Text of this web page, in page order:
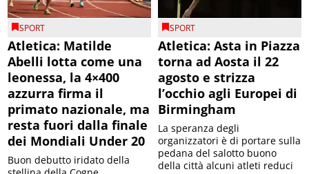
SPORT
Atletica: Matilde
Abelli lotta come una
leonessa, la 4×400
azzurra firma il
primato nazionale, ma
resta fuori dalla finale
dei Mondiali Under 20
Buon debutto iridato della
SPORT
Atletica: Asta in Piazza
torna ad Aosta il 22
agosto e strizza
l’occhio agli Europei di
Birmingham
La speranza degli
organizzatori è di portare sulla
pedana del salotto buono
della città alcuni atleti reduci